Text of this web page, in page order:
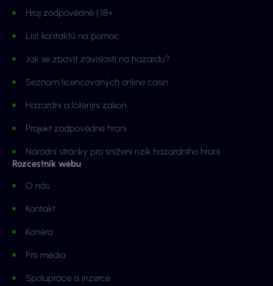
Hraj zodpovědně | 18+
List kontaktů na pomoc
Jak se zbavit závislosti na hazardu?
Seznam licencovaných online casin
Hazardní a loterijní zákon
Projekt zodpovědné hraní
Národní stránky pro snížení rizik hazardního hraní
Rozcestník webu
O nás
Kontakt
Kariéra
Pro média
Spolupráce a inzerce